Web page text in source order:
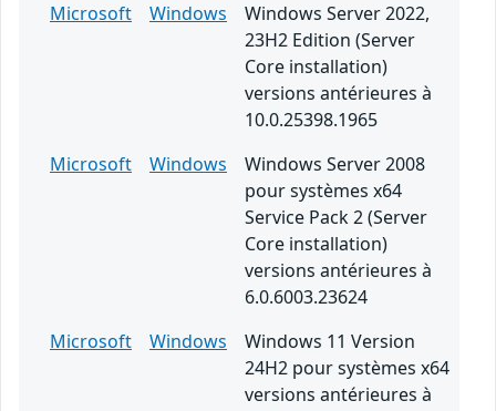
Microsoft
Windows
Windows Server 2022,
23H2 Edition (Server
Core installation)
versions antérieures à
10.0.25398.1965
Microsoft
Windows
Windows Server 2008
pour systèmes x64
Service Pack 2 (Server
Core installation)
versions antérieures à
6.0.6003.23624
Microsoft
Windows
Windows 11 Version
24H2 pour systèmes x64
versions antérieures à